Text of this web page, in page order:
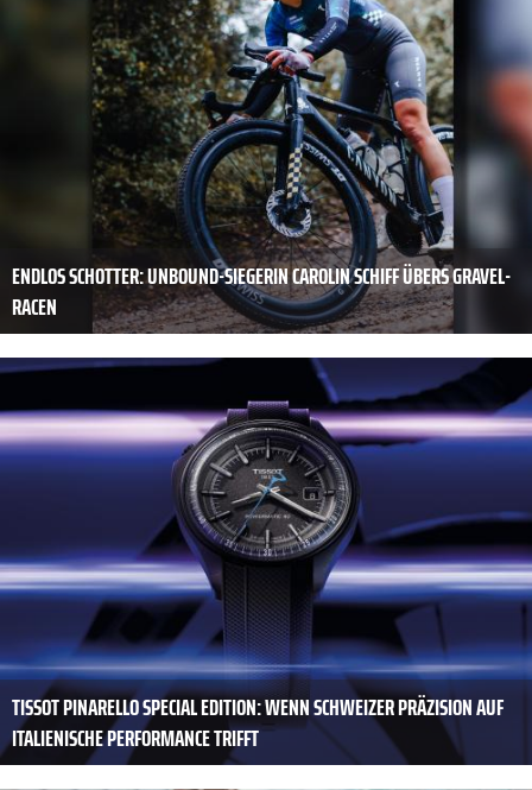
ENDLOS SCHOTTER: UNBOUND-SIEGERIN CAROLIN SCHIFF ÜBERS GRAVEL-
RACEN
TISSOT PINARELLO SPECIAL EDITION: WENN SCHWEIZER PRÄZISION AUF
ITALIENISCHE PERFORMANCE TRIFFT